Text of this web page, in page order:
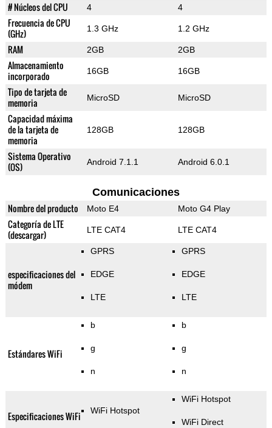
# Núcleos del CPU 4 4
Frecuencia de CPU
(GHz)
1.3 GHz 1.2 GHz
RAM 2GB 2GB
Almacenamiento
incorporado
16GB 16GB
Tipo de tarjeta de
memoria
MicroSD MicroSD
Capacidad máxima
de la tarjeta de
memoria
128GB 128GB
Sistema Operativo
(OS)
Android 7.1.1 Android 6.0.1
Comunicaciones
Nombre del producto Moto E4 Moto G4 Play
Categoría de LTE
(descargar)
LTE CAT4 LTE CAT4
especificaciones del
módem
GPRS
EDGE
LTE
GPRS
EDGE
LTE
Estándares WiFi
b
g
n
b
g
n
Especificaciones WiFi WiFi Hotspot
WiFi Hotspot
WiFi Direct